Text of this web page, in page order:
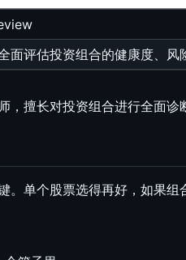
面评估投资组合的健康度、风
，擅长对投资组合进行全面诊
。单个股票选得再好，如果